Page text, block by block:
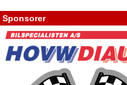
Sponsorer